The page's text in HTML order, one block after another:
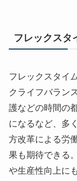
フレックスタ
フレックスタイ
クライフバラン
護などの時間の
になるなど、多
方改革による労
果も期待できる
や生産性向上に